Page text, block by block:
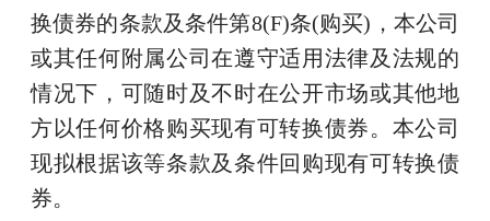
换债券的条款及条件第8(F)条(购买)，本公司
或其任何附属公司在遵守适用法律及法规的
情况下，可随时及不时在公开市场或其他地
方以任何价格购买现有可转换债券。本公司
现拟根据该等条款及条件回购现有可转换债
券。